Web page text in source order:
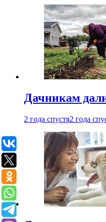
Дачникам
2 года спустя2 года